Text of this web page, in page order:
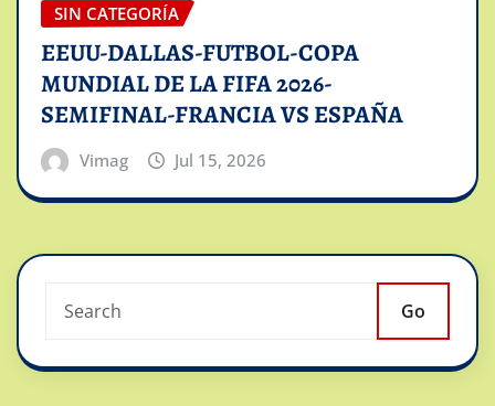
SIN CATEGORÍA
EEUU-DALLAS-FUTBOL-COPA
MUNDIAL DE LA FIFA 2026-
SEMIFINAL-FRANCIA VS ESPAÑA
Vimag Jul 15, 2026
Go